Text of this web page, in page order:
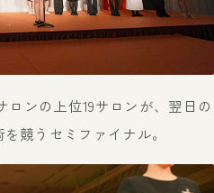
ンの上位19サロンが、 翌日の
競うセミファイナル。